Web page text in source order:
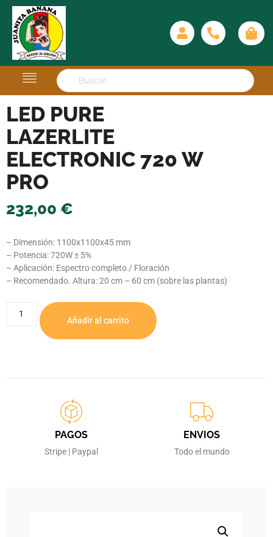
LED PURE
LAZERLITE
ELECTRONIC 720 W
PRO
232,00 €
– Dimensión: 1100x1100x45 mm
– Potencia: 720W ± 5%
– Aplicación: Espectro completo / Floración
– Recomendado. Altura: 20 cm – 60 cm (sobre las plantas)
Añadir al carrito
PAGOS
Stripe | Paypal
ENVIOS
Todo el mundo